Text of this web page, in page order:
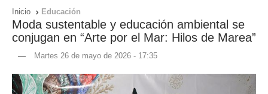
Inicio  Educación
Moda sustentable y educación ambiental se
conjugan en “Arte por el Mar: Hilos de Marea”
— Martes 26 de mayo de 2026 - 17:35